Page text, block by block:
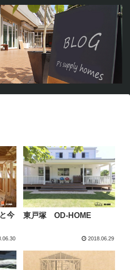
今
東戸塚 OD-HOME
2018.06.29